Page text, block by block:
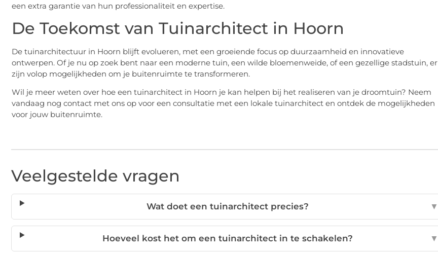
een extra garantie van hun professionaliteit en expertise.
De Toekomst van Tuinarchitect in Hoorn
De tuinarchitectuur in Hoorn blijft evolueren, met een groeiende focus op duurzaamheid en innovatieve
ontwerpen. Of je nu op zoek bent naar een moderne tuin, een wilde bloemenweide, of een gezellige stadstuin, er
zijn volop mogelijkheden om je buitenruimte te transformeren.
Wil je meer weten over hoe een tuinarchitect in Hoorn je kan helpen bij het realiseren van je droomtuin? Neem
vandaag nog contact met ons op voor een consultatie met een lokale tuinarchitect en ontdek de mogelijkheden
voor jouw buitenruimte.
Veelgestelde vragen
Wat doet een tuinarchitect precies? ▼
Hoeveel kost het om een tuinarchitect in te schakelen? ▼